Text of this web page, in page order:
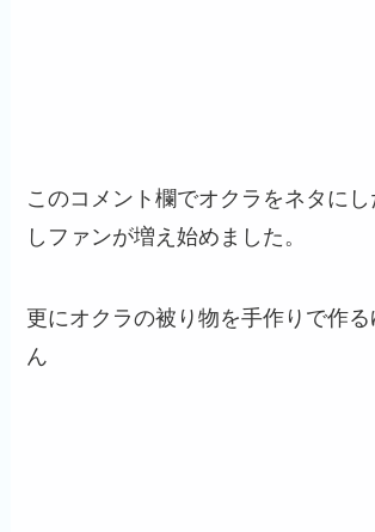
このコメント欄でオクラをネタに
しファンが増え始めました。
更にオクラの被り物を手作りで作る
ん